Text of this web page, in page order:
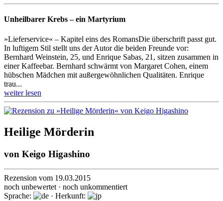
Unheilbarer Krebs – ein Martyrium
»Lieferservice« – Kapitel eins des RomansDie überschrift passt gut.
In luftigem Stil stellt uns der Autor die beiden Freunde vor:
Bernhard Weinstein, 25, und Enrique Sabas, 21, sitzen zusammen in
einer Kaffeebar. Bernhard schwärmt von Margaret Cohen, einem
hübschen Mädchen mit außergewöhnlichen Qualitäten. Enrique
trau...
weiter lesen
Heilige Mörderin
von Keigo Higashino
Rezension vom 19.03.2015
noch unbewertet · noch unkommentiert
Sprache:
· Herkunft: